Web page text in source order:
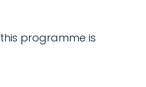
programme is